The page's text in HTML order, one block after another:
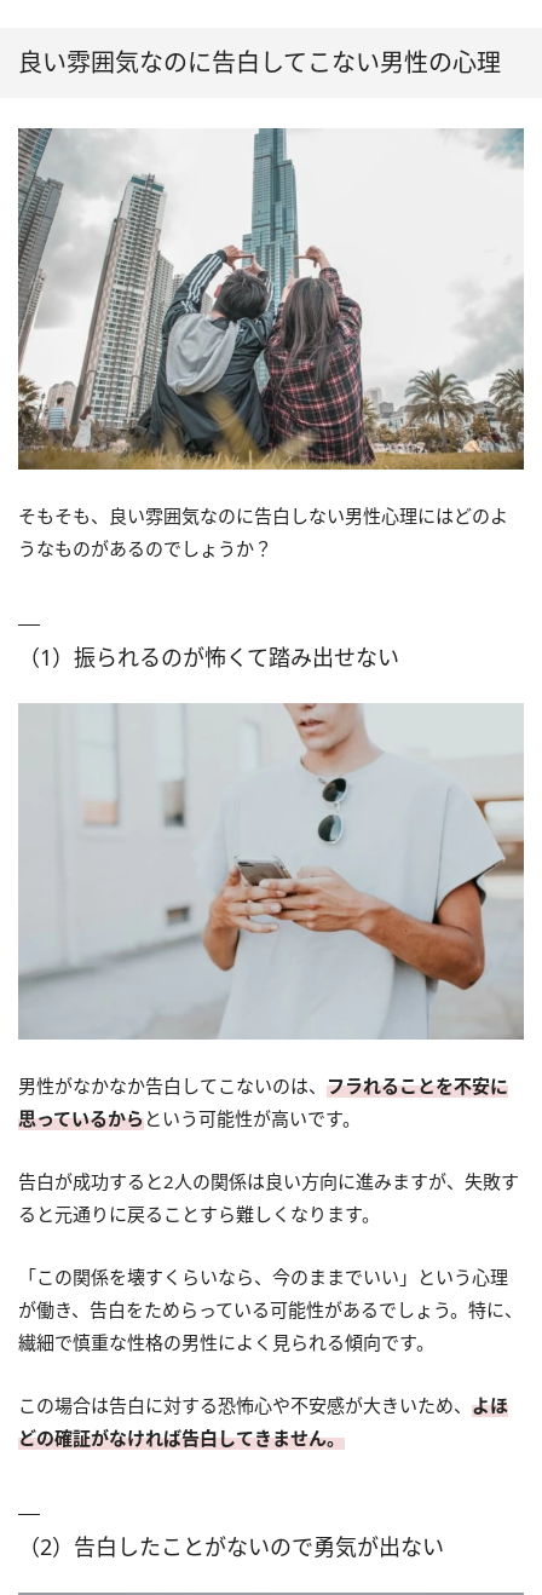
良い雰囲気なのに告白してこない男性の心理
そもそも、良い雰囲気なのに告白しない男性心理にはどのよ
うなものがあるのでしょうか？
（1）振られるのが怖くて踏み出せない
男性がなかなか告白してこないのは、 フラれることを不安に
思っているからという可能性が高いです。
告白が成功すると2人の関係は良い方向に進みますが、失敗す
ると元通りに戻ることすら難しくなります。
「この関係を壊すくらいなら、今のままでいい」という心理
が働き、告白をためらっている可能性があるでしょう。特に、
繊細で慎重な性格の男性によく見られる傾向です。
この場合は告白に対する恐怖心や不安感が大きいため、 よほ
どの確証がなければ告白してきません。
（2）告白したことがないので勇気が出ない